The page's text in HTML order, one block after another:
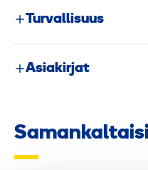
Turvallisuus
Asiakirjat